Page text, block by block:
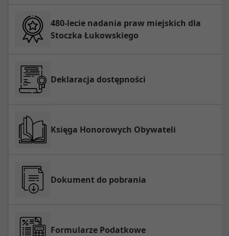
480-lecie nadania praw miejskich dla
Stoczka Łukowskiego
Deklaracja dostępności
Księga Honorowych Obywateli
Dokument do pobrania
Formularze Podatkowe